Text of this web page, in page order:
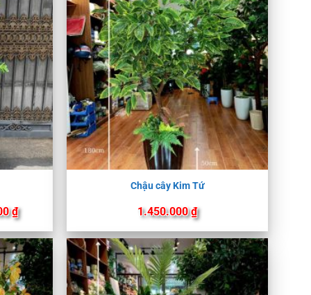
₫Khoảng
giá:
từ
1.750.000 ₫
đến
1.850.000 ₫
Chậu cây Kim Tứ
1.450.000₫